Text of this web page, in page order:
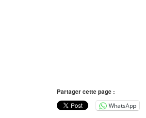
Partager cette page :
WhatsApp